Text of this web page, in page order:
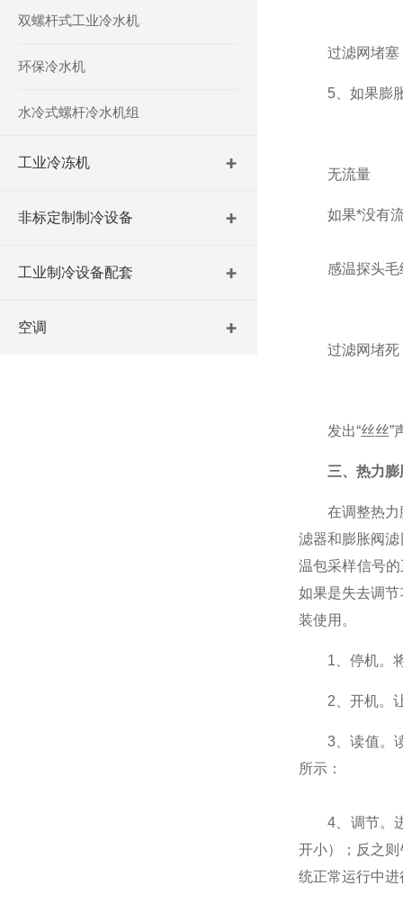
双螺杆式工业冷水机
环保冷水机
水冷式螺杆冷水机组
工业冷冻机
非标定制制冷设备
工业制冷设备配套
空调
过滤网堵塞
5、如果膨
无流量
如果*没有流
感温探头毛
过滤网堵死
发出“丝丝”
三、热力膨
在调整热力膨
滤器和膨胀阀
温包采样信号
如果是失去调
装使用。
1、停机。将
2、开机。让
3、读值。读
所示：
4、调节。进
开小）；反之
统正常运行中